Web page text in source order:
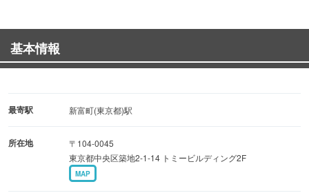
■新鮮野菜＆旬の鮮魚＆厳選ワイン
産地直送海の幸と野菜のフレンチビストロ。お肉は一切ご
ざいません
みください
■おまかせコース：6800円〜
■2.5H飲放題付コース：7500円
基本情報
最寄駅 新富町(東京都)駅
所在地
〒104-0045
東京都中央区築地2-1-14 トミービルディング2F
MAP